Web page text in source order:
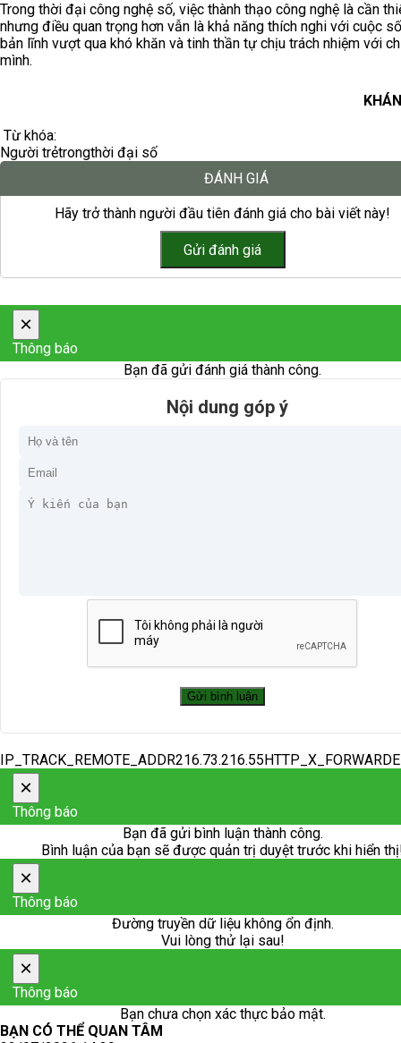
Trong thời đại công nghệ số, việc thành thạo công nghệ là cần
nhưng điều quan trọng hơn vẫn là khả năng thích nghi với cuộc
bản lĩnh vượt qua khó khăn và tinh thần tự chịu trách nhiệm với
mình.
Từ khóa:
Người trẻtrongthời đại số
ĐÁNH GIÁ
Hãy trở thành người đầu tiên đánh giá cho bài viết này!
×
Thông báo
Bạn đã gửi đánh giá thành công.
Nội dung góp ý
×
Thông báo
Bạn đã gửi bình luận thành công.
Bình luận của bạn sẽ được quản trị duyệt trước khi hiển
×
Thông báo
Đường truyền dữ liệu không ổn định.
Vui lòng thử lại sau!
×
Thông báo
Bạn chưa chọn xác thực bảo mật.
BẠN CÓ THỂ QUAN TÂM